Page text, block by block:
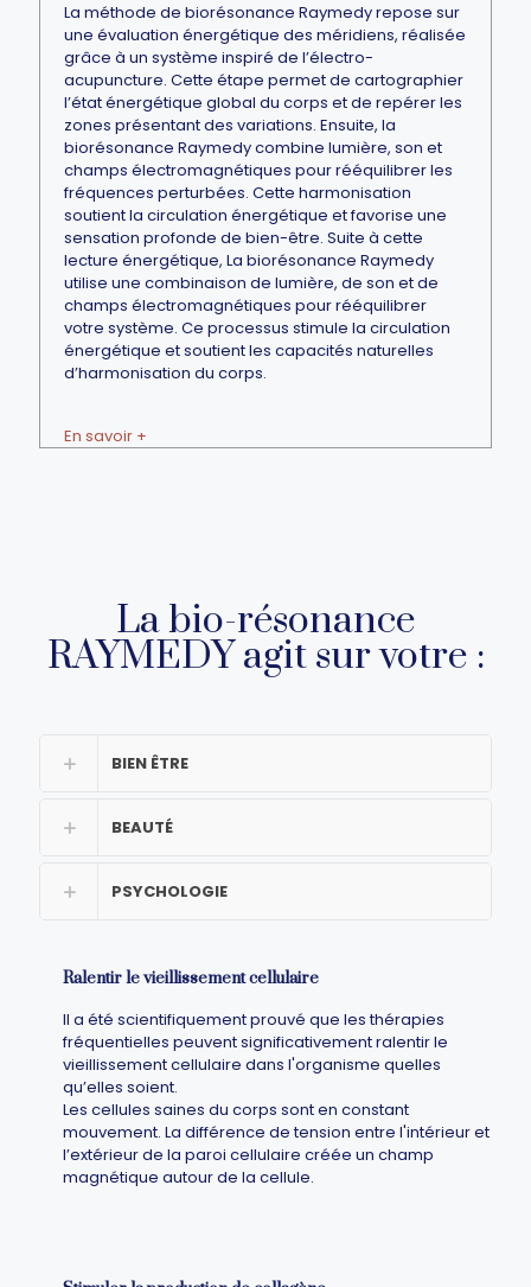
La méthode de biorésonance Raymedy repose sur
une évaluation énergétique des méridiens, réalisée
grâce à un système inspiré de l’électro-
acupuncture. Cette étape permet de cartographier
l’état énergétique global du corps et de repérer les
zones présentant des variations. Ensuite, la
biorésonance Raymedy combine lumière, son et
champs électromagnétiques pour rééquilibrer les
fréquences perturbées. Cette harmonisation
soutient la circulation énergétique et favorise une
sensation profonde de bien-être. Suite à cette
lecture énergétique, La biorésonance Raymedy
utilise une combinaison de lumière, de son et de
champs électromagnétiques pour rééquilibrer
votre système. Ce processus stimule la circulation
énergétique et soutient les capacités naturelles
d’harmonisation du corps.
En savoir +
La bio-résonance
RAYMEDY agit sur votre :
BIEN ÊTRE
BEAUTÉ
PSYCHOLOGIE
Ralentir le vieillissement cellulaire
Il a été scientifiquement prouvé que les thérapies
fréquentielles peuvent significativement ralentir le
vieillissement cellulaire dans l'organisme quelles
qu’elles soient.
Les cellules saines du corps sont en constant
mouvement. La différence de tension entre l'intérieur et
l’extérieur de la paroi cellulaire créée un champ
magnétique autour de la cellule.